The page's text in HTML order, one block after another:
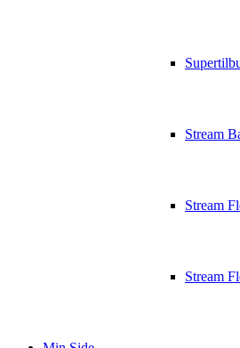
Stream
Stream
Stream